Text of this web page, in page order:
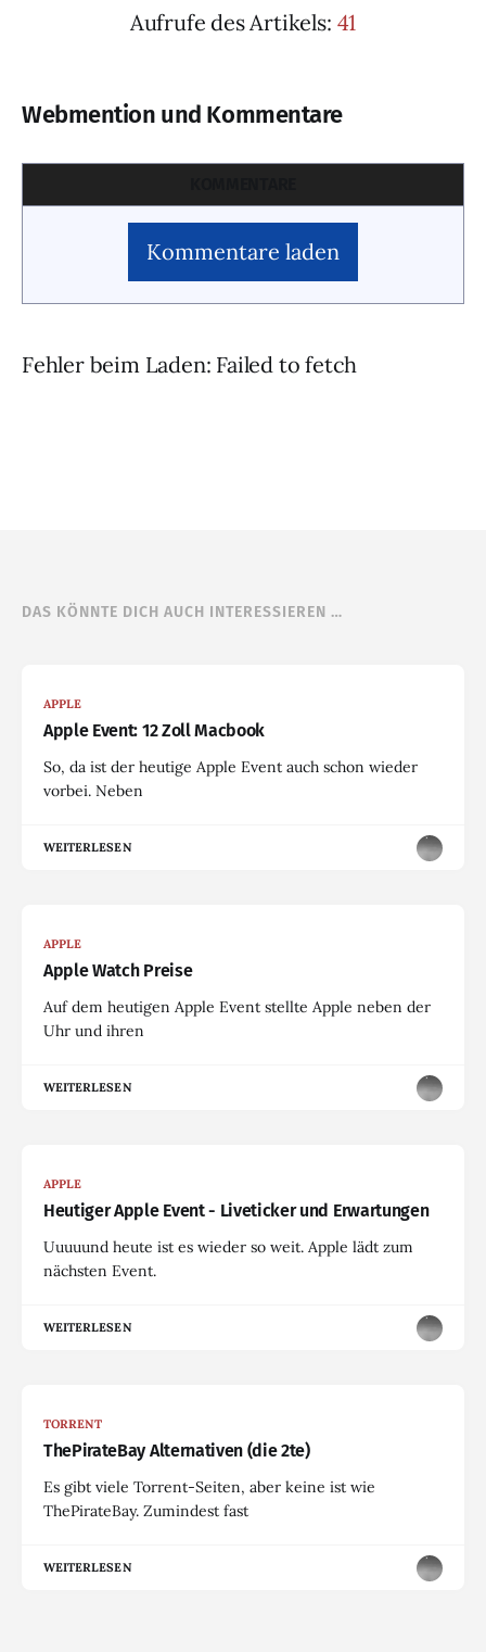
Aufrufe des Artikels: 41
Webmention und Kommentare
Kommentare laden
Fehler beim Laden: Failed to fetch
DAS KÖNNTE DICH AUCH INTERESSIEREN …
APPLE
Apple Event: 12 Zoll Macbook
So, da ist der heutige Apple Event auch schon wieder
vorbei. Neben
WEITERLESEN
APPLE
Apple Watch Preise
Auf dem heutigen Apple Event stellte Apple neben der
Uhr und ihren
WEITERLESEN
APPLE
Heutiger Apple Event - Liveticker und Erwartungen
Uuuuund heute ist es wieder so weit. Apple lädt zum
nächsten Event.
WEITERLESEN
TORRENT
ThePirateBay Alternativen (die 2te)
Es gibt viele Torrent-Seiten, aber keine ist wie
ThePirateBay. Zumindest fast
WEITERLESEN